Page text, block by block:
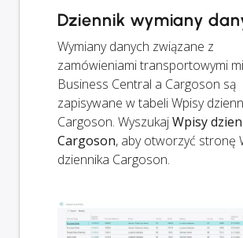
Dziennik wymiany
Wymiany danych związane z
zamówieniami transportowymi
Business Central a Cargoson są
zapisywane w tabeli Wpisy
Cargoson. WyszukajWpisy
Cargoson, aby otworzyć stronę
dziennika Cargoson.